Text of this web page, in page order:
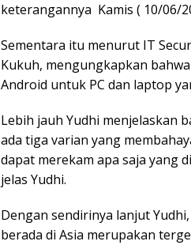
keterangannya Kamis ( 10/06/
Sementara itu menurut IT
Kukuh, mengungkapkan
Android untuk PC dan laptop
Lebih jauh Yudhi menjelaskan
ada tiga varian yang
dapat merekam apa saja yang
jelas Yudhi.
Dengan sendirinya lanjut
berada di Asia merupakan